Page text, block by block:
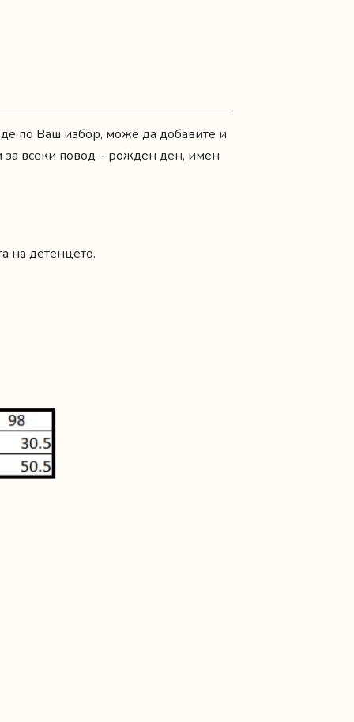
по Ваш избор, може да добавите и
всеки повод – рожден ден, имен
на детенцето.